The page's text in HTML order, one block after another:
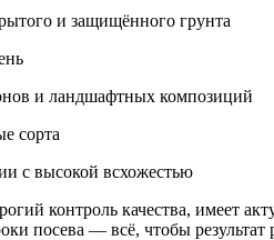
и защищённого грунта
и ландшафтных композиций
сорта
с высокой всхожестью
контроль качества, имеет
посева — всё, чтобы результат